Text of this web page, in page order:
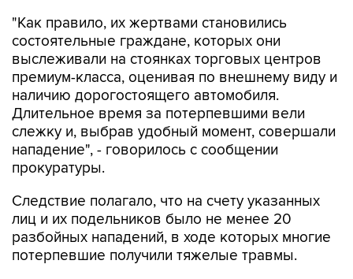
"Как правило, их жертвами становились
состоятельные граждане, которых они
выслеживали на стоянках торговых центров
премиум-класса, оценивая по внешнему виду и
наличию дорогостоящего автомобиля.
Длительное время за потерпевшими вели
слежку и, выбрав удобный момент, совершали
нападение", - говорилось с сообщении
прокуратуры.
Следствие полагало, что на счету указанных
лиц и их подельников было не менее 20
разбойных нападений, в ходе которых многие
потерпевшие получили тяжелые травмы.